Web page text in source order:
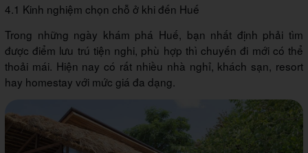
4.1 Kinh nghiệm chọn chỗ ở khi đến Huế
Trong những ngày khám phá Huế, bạn nhất định phải tìm
được điểm lưu trú tiện nghi, phù hợp thì chuyến đi mới có thể
thoải mái. Hiện nay có rất nhiều nhà nghỉ, khách sạn, resort
hay homestay với mức giá đa dạng.